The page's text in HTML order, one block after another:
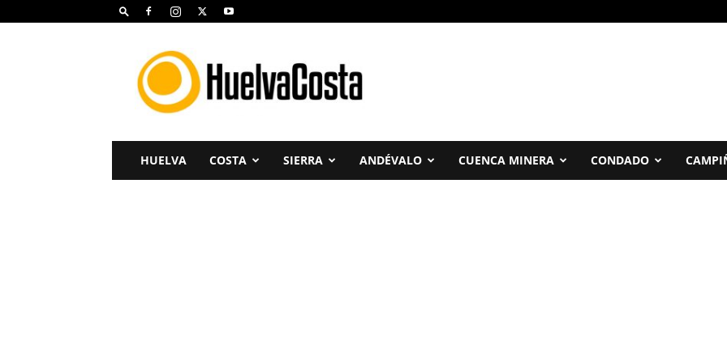
Huelva
Costa
HUELVA COSTA SIERRA ANDÉVALO CUENCA MINERA CONDADO